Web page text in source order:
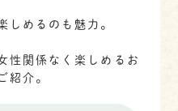
しめるのも魅力。
性関係なく楽しめるお
紹介。